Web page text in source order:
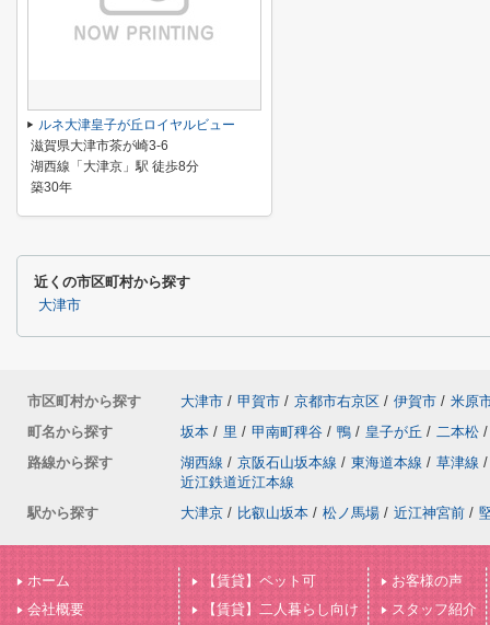
ルネ大津皇子が丘ロイヤルビュー
滋賀県大津市茶が崎3-6
湖西線「大津京」駅 徒歩8分
築30年
近くの市区町村から探す
大津市
市区町村から探す 大津市 / 甲賀市 / 京都市右京区 / 伊賀市 / 米原
町名から探す
坂本 / 里 / 甲南町稗谷 / 鴨 / 皇子が丘 / 二本松 /
路線から探す
湖西線 / 京阪石山坂本線 / 東海道本線 / 草津線 /
近江鉄道近江本線
駅から探す
大津京 / 比叡山坂本 / 松ノ馬場 / 近江神宮前 /
ホーム
会社概要
【賃貸】ペット可
【賃貸】二人暮らし向け
お客様の声
スタッフ紹介